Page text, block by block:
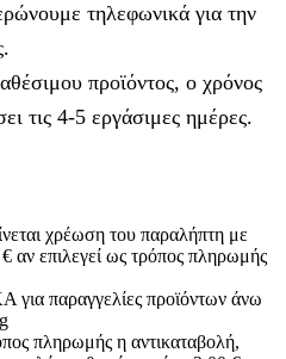
τηλεφωνικά για την
προϊόντος, ο χρόνος
τις 4-5 εργάσιμες ημέρες.
χρέωση του παραλήπτη με
αν επιλεγεί ως τρόπος πληρωμής
παραγγελίες προϊόντων άνω
πληρωμής η αντικαταβολή,